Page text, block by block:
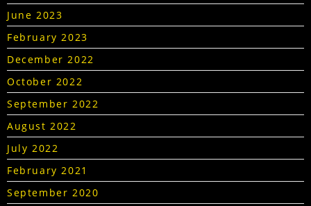
June 2023
February 2023
December 2022
October 2022
September 2022
August 2022
July 2022
February 2021
September 2020